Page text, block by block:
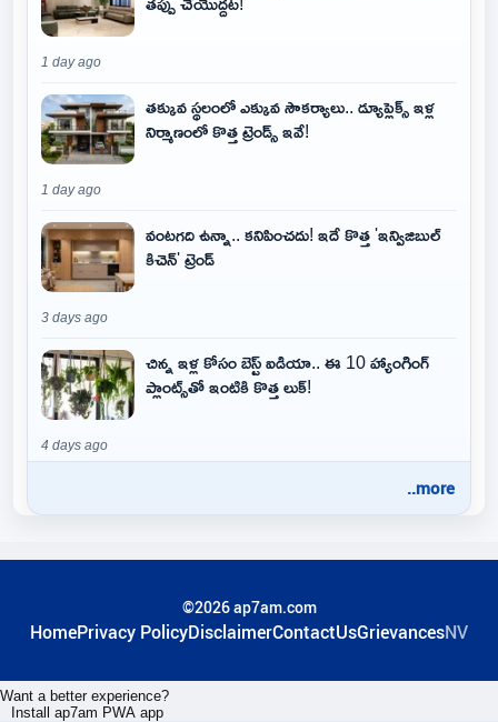
1 day ago
తక్కువ స్థలంలో ఎక్కువ సౌకర్యాలు.. డ్యూప్లెక్స్ ఇళ్ల
నిర్మాణంలో కొత్త ట్రెండ్స్ ఇవే!
1 day ago
వంటగది ఉన్నా.. కనిపించదు! ఇదే కొత్త 'ఇన్విజిబుల్
కిచెన్' ట్రెండ్
3 days ago
చిన్న ఇళ్ల కోసం బెస్ట్ ఐడియా.. ఈ 10 హ్యాంగింగ్
ప్లాంట్స్‌తో ఇంటికి కొత్త లుక్!
4 days ago
..more
©2026 ap7am.com
HomePrivacy PolicyDisclaimerContactUsGrievancesNV
Want a better experience?
Install ap7am PWA app